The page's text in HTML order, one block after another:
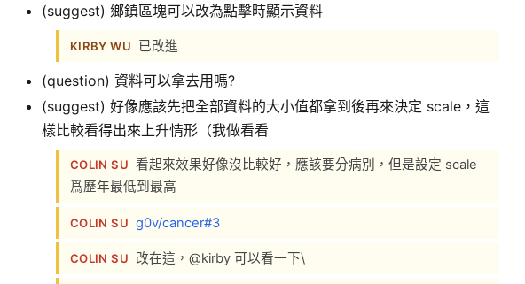
(suggest) 鄉鎮區塊可以改為點擊時顯示資料
KIRBY WU 已改進
(question) 資料可以拿去用嗎?
(suggest) 好像應該先把全部資料的大小值都拿到後再來決定 scale，這
樣比較看得出來上升情形（我做看看
COLIN SU 看起來效果好像沒比較好，應該要分病別，但是設定 scale
爲歷年最低到最高
COLIN SU g0v/cancer#3
COLIN SU 改在這，@kirby 可以看一下\